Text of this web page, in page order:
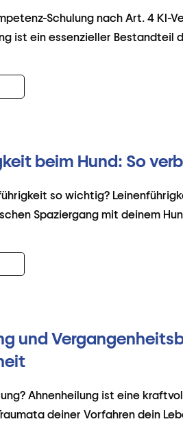
Schulung nach Art. 4 KI-
ist ein essenzieller Bestandteil
beim Hund: So
so wichtig?
Spaziergang mit deinem
und
Ahnenheilung ist eine
deiner Vorfahren dein